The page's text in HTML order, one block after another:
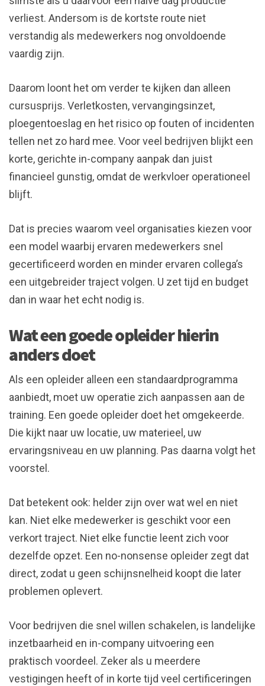
verliest. Andersom is de kortste route niet
verstandig als medewerkers nog onvoldoende
vaardig zijn.
Daarom loont het om verder te kijken dan alleen
cursusprijs. Verletkosten, vervangingsinzet,
ploegentoeslag en het risico op fouten of incidenten
tellen net zo hard mee. Voor veel bedrijven blijkt een
korte, gerichte in-company aanpak dan juist
financieel gunstig, omdat de werkvloer operationeel
blijft.
Dat is precies waarom veel organisaties kiezen voor
een model waarbij ervaren medewerkers snel
gecertificeerd worden en minder ervaren collega’s
een uitgebreider traject volgen. U zet tijd en budget
dan in waar het echt nodig is.
Wat een goede opleider hierin
anders doet
Als een opleider alleen een standaardprogramma
aanbiedt, moet uw operatie zich aanpassen aan de
training. Een goede opleider doet het omgekeerde.
Die kijkt naar uw locatie, uw materieel, uw
ervaringsniveau en uw planning. Pas daarna volgt het
voorstel.
Dat betekent ook: helder zijn over wat wel en niet
kan. Niet elke medewerker is geschikt voor een
verkort traject. Niet elke functie leent zich voor
dezelfde opzet. Een no-nonsense opleider zegt dat
direct, zodat u geen schijnsnelheid koopt die later
problemen oplevert.
Voor bedrijven die snel willen schakelen, is landelijke
inzetbaarheid en in-company uitvoering een
praktisch voordeel. Zeker als u meerdere
vestigingen heeft of in korte tijd veel certificeringen